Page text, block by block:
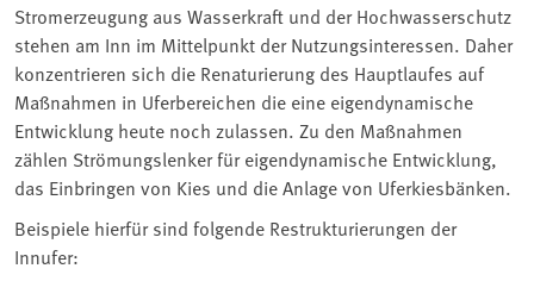
Stromerzeugung aus Wasserkraft und der Hochwasserschutz
stehen am Inn im Mittelpunkt der Nutzungsinteressen. Daher
konzentrieren sich die Renaturierung des Hauptlaufes auf
Maßnahmen in Uferbereichen die eine eigendynamische
Entwicklung heute noch zulassen. Zu den Maßnahmen
zählen Strömungslenker für eigendynamische Entwicklung,
das Einbringen von Kies und die Anlage von Uferkiesbänken.
Beispiele hierfür sind folgende Restrukturierungen der
Innufer: